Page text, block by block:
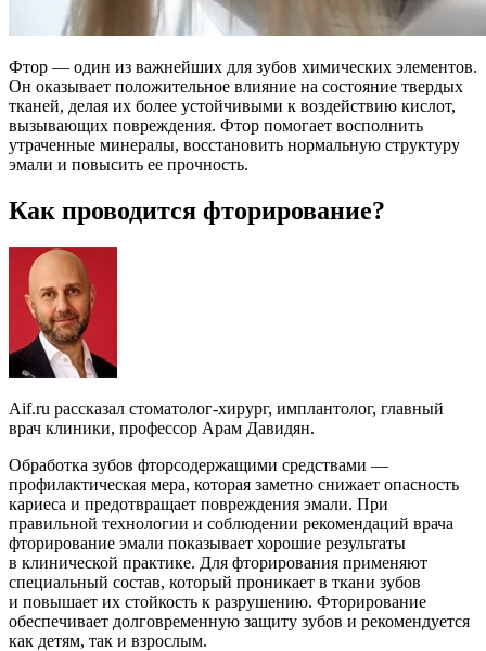
Фтор — один из важнейших для зубов химических элементов.
Он оказывает положительное влияние на состояние твердых
тканей, делая их более устойчивыми к воздействию кислот,
вызывающих повреждения. Фтор помогает восполнить
утраченные минералы, восстановить нормальную структуру
эмали и повысить ее прочность.
​Как проводится фторирование?
Аif.ru рассказал стоматолог-хирург, имплантолог, главный
врач клиники, профессор Арам Давидян.
Обработка зубов фторсодержащими средствами —
профилактическая мера, которая заметно снижает опасность
кариеса и предотвращает повреждения эмали. При
правильной технологии и соблюдении рекомендаций врача
фторирование эмали показывает хорошие результаты
в клинической практике. Для фторирования применяют
специальный состав, который проникает в ткани зубов
и повышает их стойкость к разрушению. Фторирование
обеспечивает долговременную защиту зубов и рекомендуется
как детям, так и взрослым.